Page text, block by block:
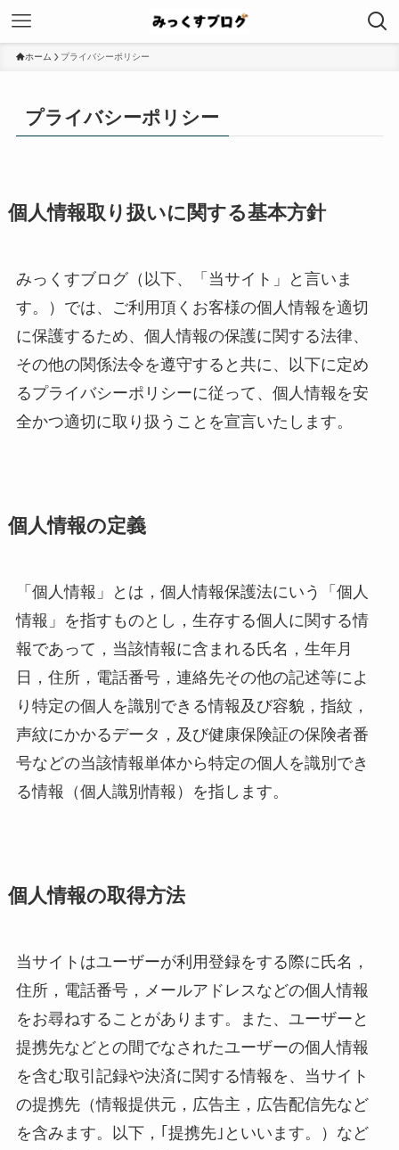
ホーム プライバシーポリシー
プライバシーポリシー
個人情報取り扱いに関する基本方針
みっくすブログ（以下、「当サイト」と言いま
す。）では、ご利用頂くお客様の個人情報を適切
に保護するため、個人情報の保護に関する法律、
その他の関係法令を遵守すると共に、以下に定め
るプライバシーポリシーに従って、個人情報を安
全かつ適切に取り扱うことを宣言いたします。
個人情報の定義
「個人情報」とは，個人情報保護法にいう「個人
情報」を指すものとし，生存する個人に関する情
報であって，当該情報に含まれる氏名，生年月
日，住所，電話番号，連絡先その他の記述等によ
り特定の個人を識別できる情報及び容貌，指紋，
声紋にかかるデータ，及び健康保険証の保険者番
号などの当該情報単体から特定の個人を識別でき
る情報（個人識別情報）を指します。
個人情報の取得方法
当サイトはユーザーが利用登録をする際に氏名，
住所，電話番号，メールアドレスなどの個人情報
をお尋ねすることがあります。また、ユーザーと
提携先などとの間でなされたユーザーの個人情報
を含む取引記録や決済に関する情報を、当サイト
の提携先（情報提供元，広告主，広告配信先など
を含みます。以下，｢提携先｣といいます。）など